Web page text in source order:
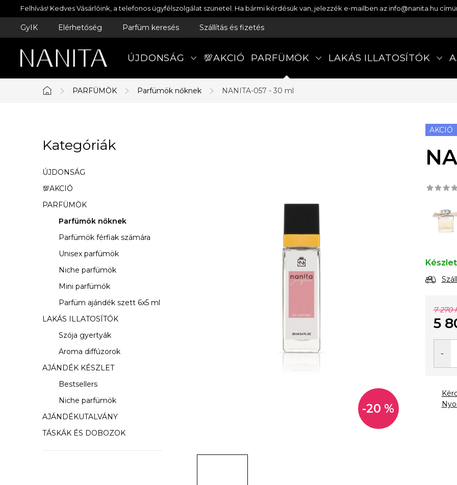
Ugrás
a
Felhívás! Kedves Vásárlóink, a telefonos ügyfélszolgálat szünetel. Ha bármi kérdésük van, jelezzék e-mailben az info@nanita.hu
GyIK Elérhetőség Parfüm keresés Szállítás és fizetés
ÚJDONSÁG 💯AKCIÓ PARFÜMÖK LAKÁS ILLATOSÍTÓK
Kezdőlap
PARFÜMÖK Parfümök nőknek NANITA-057 - 30 ml
l
d
a
l
n
Kategóriák
átugrása
Kategóriák
ÚJDONSÁG
💯AKCIÓ
PARFÜMÖK
Parfümök nőknek
Parfümök férfiak számára
Unisex parfümök
Niche parfümök
Mini parfümök
Parfüm ajándék szett 6x5 ml
LAKÁS ILLATOSÍTÓK
Szója gyertyák
Aroma diffúzorok
AJÁNDÉK KÉSZLET
Bestsellers
Niche parfümök
AJÁNDÉKUTALVÁNY
TÁSKÁK ÉS DOBOZOK
-20 %
AKCIÓ
7 270
5